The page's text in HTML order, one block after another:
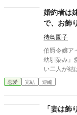
て終わるつ
婚約者は
で、お飾
はずでし
待鳥園子
伯爵令嬢ア
幼馴染み』
い二人が結
なかった。 そして、二人がふざけて婚姻届を書いている光景を見
て、アイリ
恋愛 完結 短編
「妻は飾